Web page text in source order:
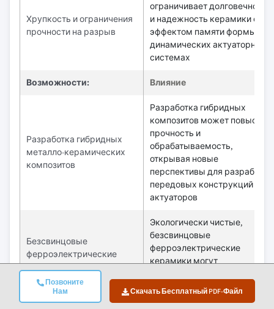
Позвоните
Нам
Скачать Бесплатный PDF-Файл
Хрупкость и ограничения
прочности на разрыв
ограничивает долговечность
и надежность керамики с
эффектом памяти формы в
динамических актуаторных
системах
Возможности: Влияние
Разработка гибридных
металло-керамических
композитов
Разработка гибридных
композитов может повысить
прочность и
обрабатываемость,
открывая новые
перспективы для разработки
передовых конструкций
актуаторов
Безсвинцовые
ферроэлектрические
системы для
соответствия
экологическим
требованиям
Экологически чистые,
безсвинцовые
ферроэлектрические
керамики могут
нормативным требованиям и